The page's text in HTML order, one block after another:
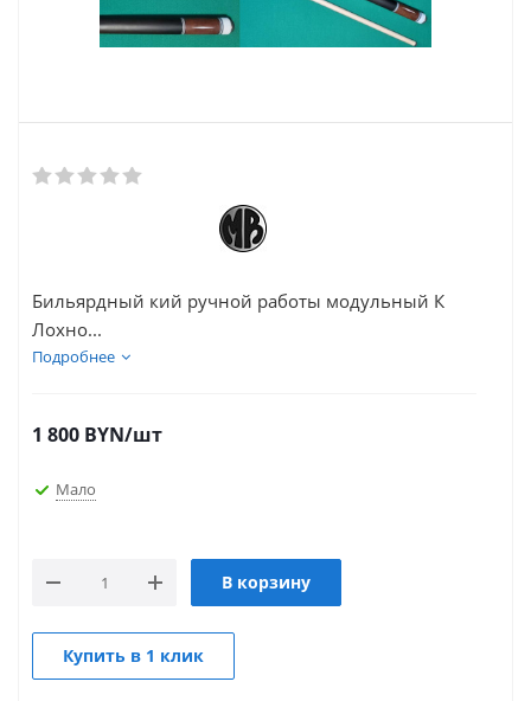
Бильярдный кий ручной работы модульный К
Лохно...
Подробнее
1 800 BYN/шт
Мало
В корзину
Купить в 1 клик